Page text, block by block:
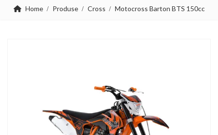
Home Produse Cross Motocross Barton BTS 150cc